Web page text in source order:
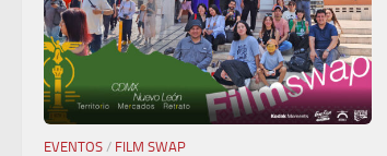
EVENTOS / FILM SWAP